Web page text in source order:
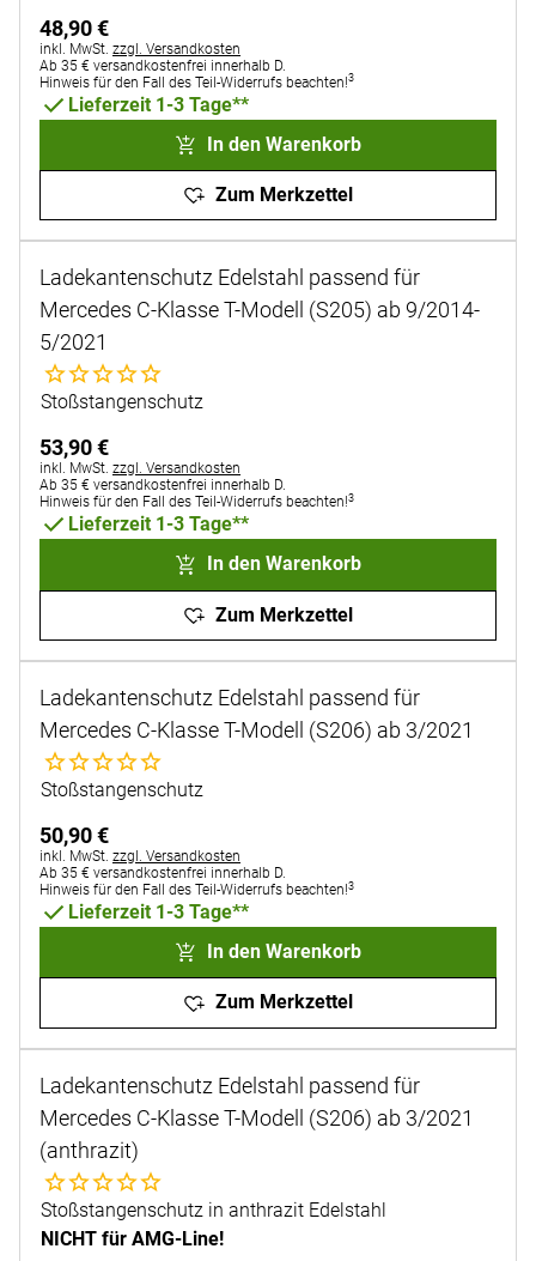
48,90€
Steuerhinweis:
inkl. MwSt. zzgl. Versandkosten
Ab 35 € versandkostenfrei innerhalb D.
Hinweis für den Fall des Teil-Widerrufs beachten!3
Lieferzeit 1-3 Tage**
In den Warenkorb
Zum Merkzettel
Ladekantenschutz Edelstahl passend für
Mercedes C-Klasse T-Modell (S205) ab 9/2014-
5/2021
Noch keine Bewertungen abgegeben
Stoßstangenschutz
53,90€
Steuerhinweis:
inkl. MwSt. zzgl. Versandkosten
Ab 35 € versandkostenfrei innerhalb D.
Hinweis für den Fall des Teil-Widerrufs beachten!3
Lieferzeit 1-3 Tage**
In den Warenkorb
Zum Merkzettel
Ladekantenschutz Edelstahl passend für
Mercedes C-Klasse T-Modell (S206) ab 3/2021
Noch keine Bewertungen abgegeben
Stoßstangenschutz
50,90€
Steuerhinweis:
inkl. MwSt. zzgl. Versandkosten
Ab 35 € versandkostenfrei innerhalb D.
Hinweis für den Fall des Teil-Widerrufs beachten!3
Lieferzeit 1-3 Tage**
In den Warenkorb
Zum Merkzettel
Ladekantenschutz Edelstahl passend für
Mercedes C-Klasse T-Modell (S206) ab 3/2021
(anthrazit)
Noch keine Bewertungen abgegeben
Stoßstangenschutz in anthrazit Edelstahl
NICHT für AMG-Line!